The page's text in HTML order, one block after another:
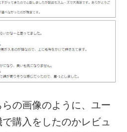
の画像のように、ユー
購入をしたのかレビュ